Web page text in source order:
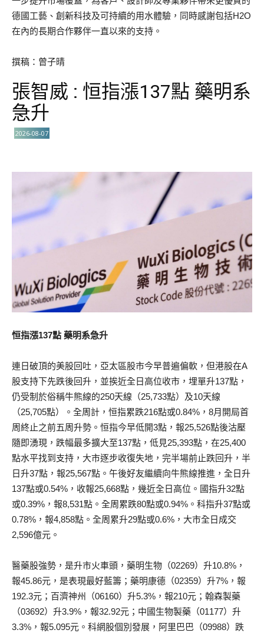
德國工藝、創新科技及可持續的用水體驗，同時感謝包括H2O
在內的長期合作夥伴一直以來的支持。
撰稿：曾子晴
張智威 : 恒指漲137點 藥明系
急升
2026-08-07
恒指漲137點 藥明系急升
連日破頂的美股回吐，亞太區股市今早普遍偏軟，但港股在A
股支持下先跌後回升，並挨近全日高位收市，埋單升137點，
仍受制於俗稱牛熊線的250天線（25,733點）及10天線
（25,705點）。全周計，恒指累跌216點或0.84%，8月開局首
周終止之前五周升勢。恒指今早低開3點，報25,526點後沽壓
隨即湧現，跌幅最多擴大至137點，低見25,393點，在25,400
點水平找到支持，大市逐步收復失地，完半場前止跌回升，半
日升37點，報25,567點。午後好友繼續向牛熊線推進，全日升
137點或0.54%，收報25,668點，幾近全日高位。國指升32點
或0.39%，報8,531點。全周累跌80點或0.94%。科指升37點或
0.78%，報4,858點。全周累升29點或0.6%，大市全日成交
2,596億元。
醫藥股強勢，是升市火車頭，藥明生物（02269）升10.8%，
報45.86元，是表現最好藍籌；藥明康德（02359）升7%，報
192.3元；百濟神州（06160）升5.3%，報210元；翰森製藥
（03692）升3.9%，報32.92元；中國生物製藥（01177）升
3.3%，報5.095元。科網股個別發展，阿里巴巴（09988）跌